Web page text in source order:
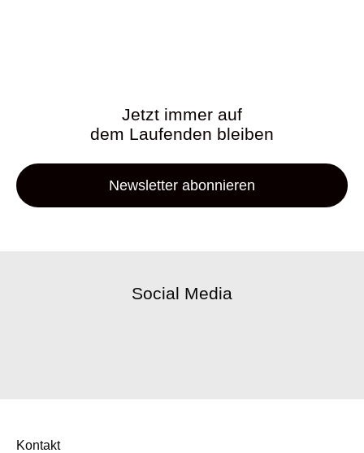
Jetzt immer auf
dem Laufenden bleiben
Newsletter abonnieren
Social Media
Kontakt